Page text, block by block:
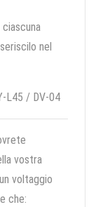
nel
L45 / DV-04
vostra
voltaggio
che: